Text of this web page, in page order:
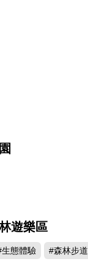
遊樂區
生態體驗 #森林步道